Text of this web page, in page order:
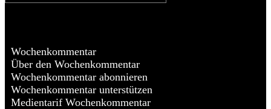
Wochenkommentar
Über den Wochenkommentar
Wochenkommentar abonnieren
Wochenkommentar unterstützen
Medientarif Wochenkommentar